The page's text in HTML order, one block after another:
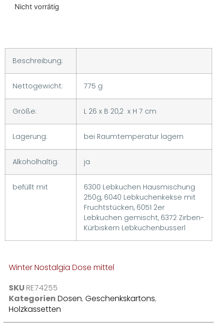
Nicht vorrätig
Beschreibung:
Nettogewicht: 775 g
Größe: L 26 x B 20,2 x H 7 cm
Lagerung: bei Raumtemperatur lagern
Alkoholhaltig: ja
befüllt mit
6300 Lebkuchen Hausmischung
250g, 6040 Lebkuchenkekse mit
Fruchtstücken, 6051 2er
Lebkuchen gemischt, 6372 Zirben-
Kürbiskern Lebkuchenbusserl
Winter Nostalgia Dose mittel
SKU RE74255
Kategorien Dosen, Geschenkskartons,
Holzkassetten